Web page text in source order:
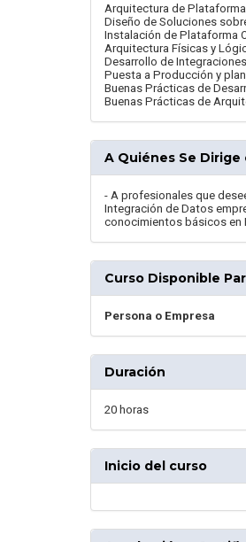
Arquitectura de
Diseño de Soluciones
Instalación de Plataforma
Arquitectura Físicas y
Desarrollo de
Puesta a Producción y
Buenas Prácticas de
Buenas Prácticas de
A Quiénes Se Dirige
- A profesionales que
Integración de Datos
conocimientos básicos en
Curso Disponible
Persona o Empresa
Duración
20 horas
Inicio del curso